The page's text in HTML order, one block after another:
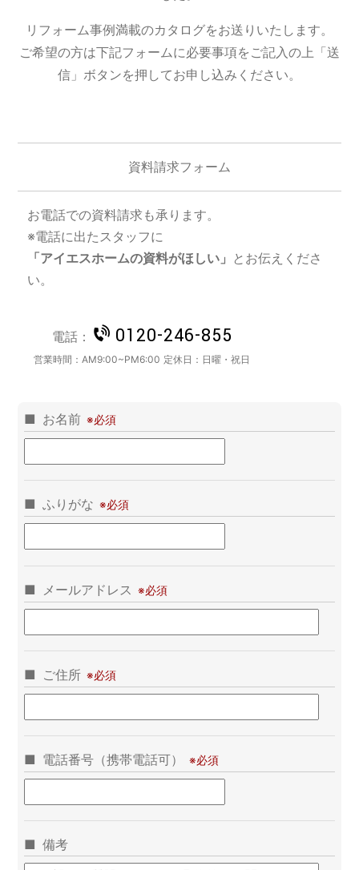
リフォーム事例満載のカタログをお送りいたします。
ご希望の方は下記フォームに必要事項をご記入の上「送
信」ボタンを押してお申し込みください。
資料請求フォーム
お電話での資料請求も承ります。
※電話に出たスタッフに
「アイエスホームの資料がほしい」 とお伝えくださ
い。
電話： 0120-246-855
営業時間：AM9:00~PM6:00 定休日： 日曜・祝日
お名前
ふりがな
メールアドレス
ご住所
電話番号（携帯電話可）
備考